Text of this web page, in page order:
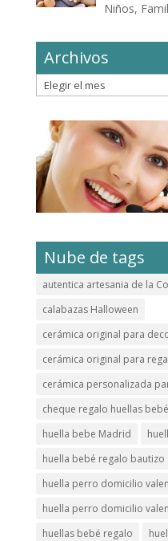
Niños,
Archivos
Archivos
Nube de tags
autentica artesania de la
calabazas Halloween
cerámica original para
cerámica original para
cerámica personalizada
cheque regalo huellas bebé
huella bebe Madrid
huella bebé regalo bautizo
huella perro domicilio
huella perro domicilio
huellas bebé regalo